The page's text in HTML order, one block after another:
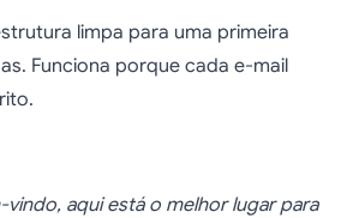
limpa para uma primeira
Funciona porque cada e-mail
aqui está o melhor lugar para